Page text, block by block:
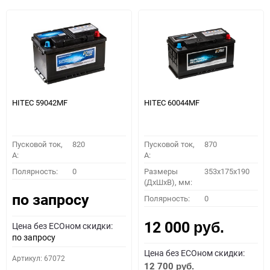
HITEC 59042MF
Пусковой ток,
A:
820
Полярность: 0
по запросу
Цена без ECOном скидки:
по запросу
Артикул: 67072
HITEC 60044MF
Пусковой ток,
A:
870
Размеры
(ДхШхВ), мм:
353x175x190
Полярность: 0
12 000 руб.
Цена без ECOном скидки:
12 700 руб.